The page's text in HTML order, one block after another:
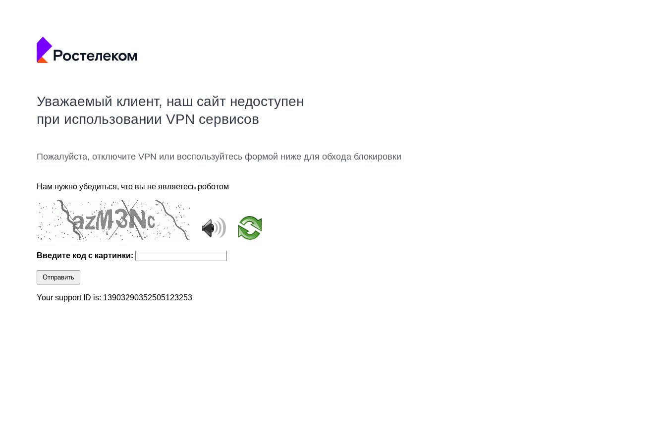
Уважаемый клиент, наш сайт недоступен
при использовании VPN сервисов
Пожалуйста, отключите VPN или воспользуйтесь формой ниже для обхода блокировки
Нам нужно убедиться, что вы не являетесь роботом
Введите код с картинки:
Отправить
Your support ID is: 13903290352505123253